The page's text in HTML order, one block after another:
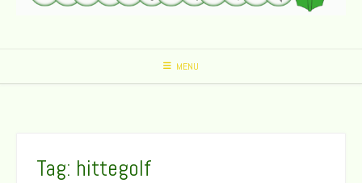
MENU
Tag: hittegolf